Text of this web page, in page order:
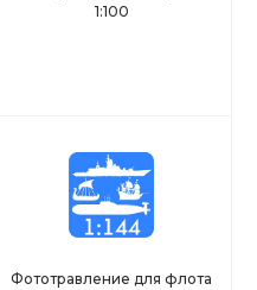
1:100
Фототравление для флота